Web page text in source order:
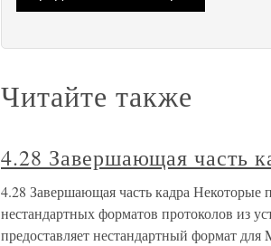
Читайте также
4.28 Завершающая часть
4.28 Завершающая часть кадра
нестандартных форматов протоколов из
предоставляет нестандартный формат